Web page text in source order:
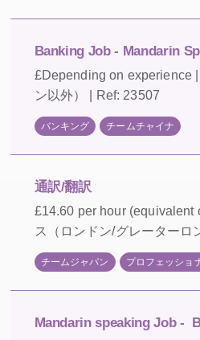
Banking Job - Mandarin
£Depending on experience
ン以外） | Ref: 23507
バンキング チームチャイナ
通訳/翻訳
£14.60 per hour
ス（ロンドン/グレーターロ
チームジャパン プロフェッショ
Mandarin speaking Job -